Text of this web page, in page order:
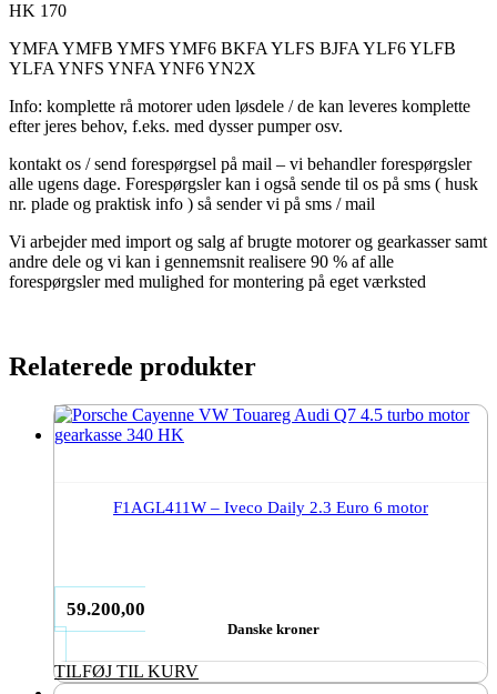
HK 170
YMFA YMFB YMFS YMF6 BKFA YLFS BJFA YLF6 YLFB
YLFA YNFS YNFA YNF6 YN2X
Info: komplette rå motorer uden løsdele / de kan leveres komplette
efter jeres behov, f.eks. med dysser pumper osv.
kontakt os / send forespørgsel på mail – vi behandler forespørgsler
alle ugens dage. Forespørgsler kan i også sende til os på sms ( husk
nr. plade og praktisk info ) så sender vi på sms / mail
Vi arbejder med import og salg af brugte motorer og gearkasser samt
andre dele og vi kan i gennemsnit realisere 90 % af alle
forespørgsler med mulighed for montering på eget værksted
Relaterede produkter
F1AGL411W – Iveco Daily 2.3 Euro 6 motor
59.200,00
Danske kroner
TILFØJ TIL KURV